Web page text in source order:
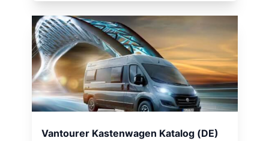
Vantourer Kastenwagen Katalog (DE)